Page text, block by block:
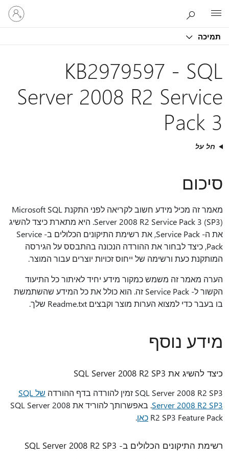
תמיכה
היכנס
לחשבון
שלך
KB2979597 - SQL
Server 2008 R2 Service
Pack 3
חל על
סיכום
מאמר זה מכיל מידע חשוב לקריאה לפני התקנת Microsoft SQL
Server 2008 R2 Service Pack 3 (SP3). היא מתארת כיצד להשיג
את ה- Service Pack, את רשימת התיקונים הכלולים ב- Service
Pack, כיצד לבחור את ההורדה הנכונה בהתבסס על הגירסה
המותקנת כעת ורשימה של ייחוס זכויות יוצרים עבור המוצר.
הערה מאמר זה משמש כמקור מידע יחיד לאיתור כל התיעוד
הקשור ל- Service Pack זה. הוא כולל את כל המידע שהשתמשת
בו בעבר כדי למצוא הערות מוצר וקבצים Readme.txt שלך.
מידע נוסף
כיצד להשיג את SQL Server 2008 R2 SP3
SQL Server 2008 R2 SP3 זמין להורדה בדף ההורדה
של SQL
Server 2008 R2 SP3
. באפשרותך להוריד את SQL Server 2008
R2 SP3 Feature Pack כאן.
רשימת התיקונים הכלולים ב- SQL Server 2008 R2 SP3